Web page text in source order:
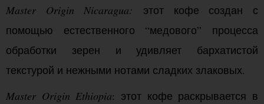
Master OriginNicaragua: этот кофе создан с
помощью естественного “медового” процесса
обработки зерен и удивляет бархатистой
текстурой и нежными нотами сладких злаковых.
Master Origin Ethiopia: этот кофе раскрывается в